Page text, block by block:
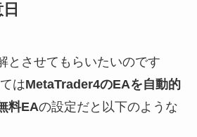
とさせてもらいたいのです
はMetaTrader4のEAを自動的
料EAの設定だと以下のような